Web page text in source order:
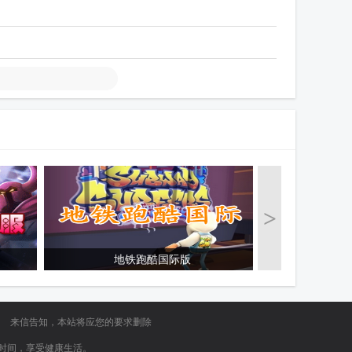
>
地铁跑酷国际版
来信告知，本站将应您的要求删除
，享受健康生活。